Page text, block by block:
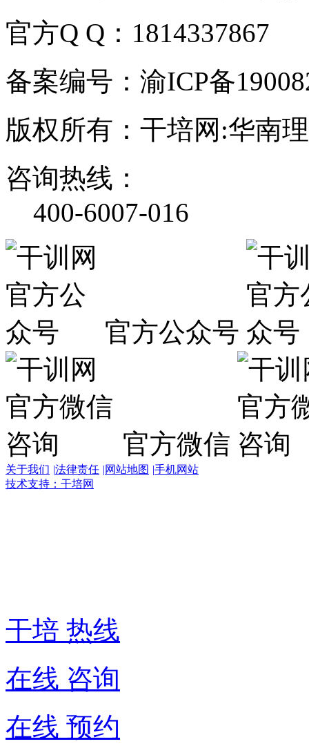
官方Q Q：1814337867
备案编号：渝ICP备
版权所有：干培网:华南
咨询热线：
400-6007-016
官方公众号
官方微信
关于我们 |法律责任 |网站地图 |手机网站
技术支持：干培网
干培 热线
在线 咨询
在线 预约